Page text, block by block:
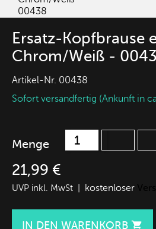
Ersatz-Kopfbrause
Chrom/Weiß -
Artikel-Nr. 00438
Sofort versandfertig (Ankunft in
Menge
21,99 €
UVP inkl. MwSt | kostenloser
IN DEN WARENKORB 